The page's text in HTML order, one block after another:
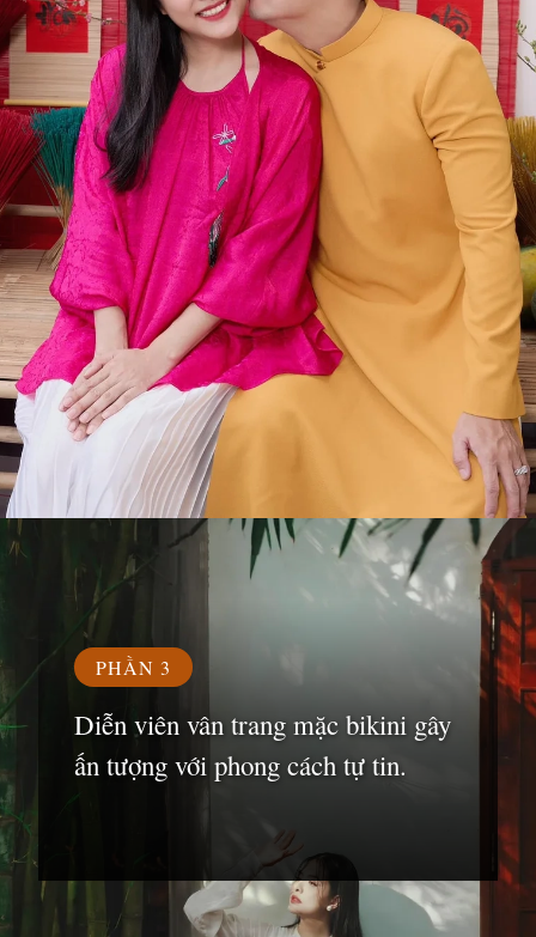
Đang mở https://susach.edu.vn/van-trang
PHẦN 3
Diễn viên vân trang mặc bikini gây
ấn tượng với phong cách tự tin.